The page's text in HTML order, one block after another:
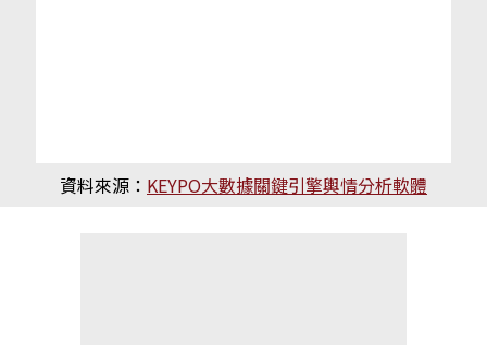
資料來源： KEYPO大數據關鍵引擎輿情分析軟體